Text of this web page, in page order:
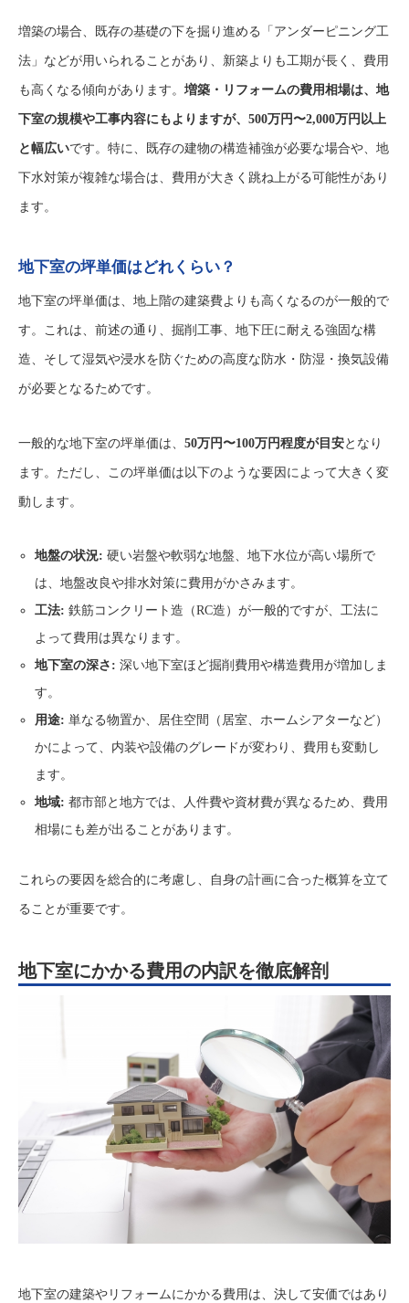
増築の場合、既存の基礎の下を掘り進める「アンダーピニング工
法」などが用いられることがあり、新築よりも工期が長く、費用
も高くなる傾向があります。 増築・リフォームの費用相場は、地
下室の規模や工事内容にもよりますが、500万円〜2,000万円以上
と幅広いです。特に、既存の建物の構造補強が必要な場合や、地
下水対策が複雑な場合は、費用が大きく跳ね上がる可能性があり
ます。
地下室の坪単価はどれくらい？
地下室の坪単価は、地上階の建築費よりも高くなるのが一般的で
す。これは、前述の通り、掘削工事、地下圧に耐える強固な構
造、そして湿気や浸水を防ぐための高度な防水・防湿・換気設備
が必要となるためです。
一般的な地下室の坪単価は、 50万円〜100万円程度が目安となり
ます。ただし、この坪単価は以下のような要因によって大きく変
動します。
地盤の状況: 硬い岩盤や軟弱な地盤、地下水位が高い場所で
は、地盤改良や排水対策に費用がかさみます。
工法: 鉄筋コンクリート造（RC造）が一般的ですが、工法に
よって費用は異なります。
地下室の深さ: 深い地下室ほど掘削費用や構造費用が増加しま
す。
用途: 単なる物置か、居住空間（居室、ホームシアターなど）
かによって、内装や設備のグレードが変わり、費用も変動し
ます。
地域: 都市部と地方では、人件費や資材費が異なるため、費用
相場にも差が出ることがあります。
これらの要因を総合的に考慮し、自身の計画に合った概算を立て
ることが重要です。
地下室にかかる費用の内訳を徹底解剖
地下室の建築やリフォームにかかる費用は、決して安価ではあり